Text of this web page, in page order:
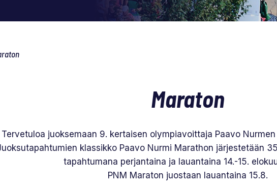
Maraton
Tervetuloa juoksemaan 9. kertaisen olympiavoittaja Paavo
klassikko Paavo Nurmi Marathon järjestetään
tapahtumana perjantaina ja lauantaina 14.-15.
PNM Maraton juostaan lauantaina 15.8.